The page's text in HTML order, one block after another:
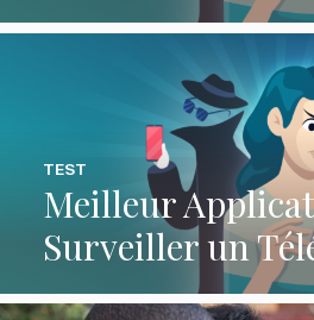
Meilleur
Surveiller un
TEST